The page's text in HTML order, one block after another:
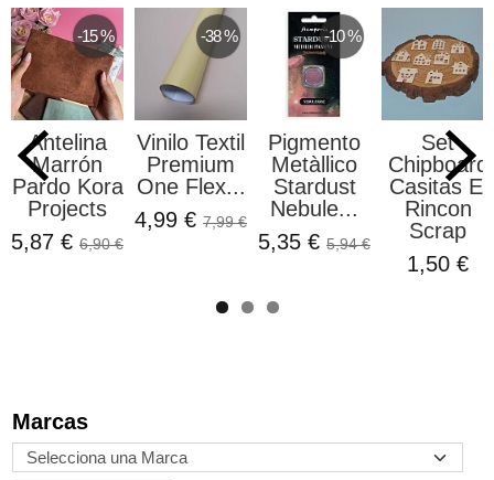
Marcas
-15 %
Antelina
Marrón
Pardo Kora
Projects
5,87 € 6,90 €
-38 %
Vinilo Textil
Premium
One Flex...
4,99 € 7,99 €
-10 %
Pigmento
Metàllico
Stardust
Nebule...
5,35 € 5,94 €
Set
Chipboard
Casitas El
Rincon
Scrap
1,50 €